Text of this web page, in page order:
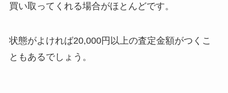
買い取ってくれる場合がほとんどです。
状態がよければ20,000円以上の査定金額がつくこ
ともあるでしょう。